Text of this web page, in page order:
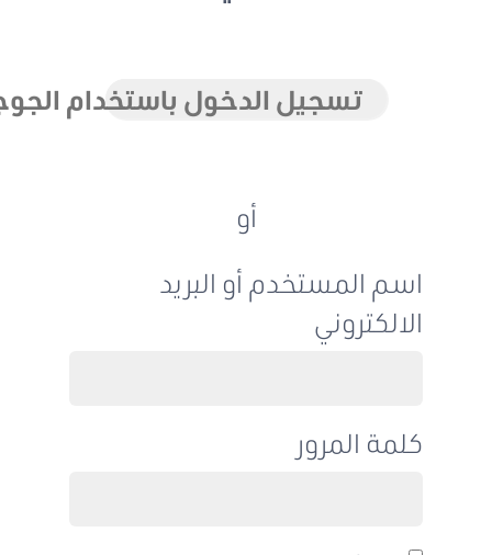
تسجيل الدخول باستخدام الجوجل
اسم المستخدم أو البريد
الالكتروني
كلمة المرور